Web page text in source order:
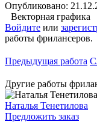
Опубликовано:
Векторная графика
Войдите или
работы фрилансеров.
Предыдущая работа
Другие работы
Наталья Тенетилова
Предложить заказ